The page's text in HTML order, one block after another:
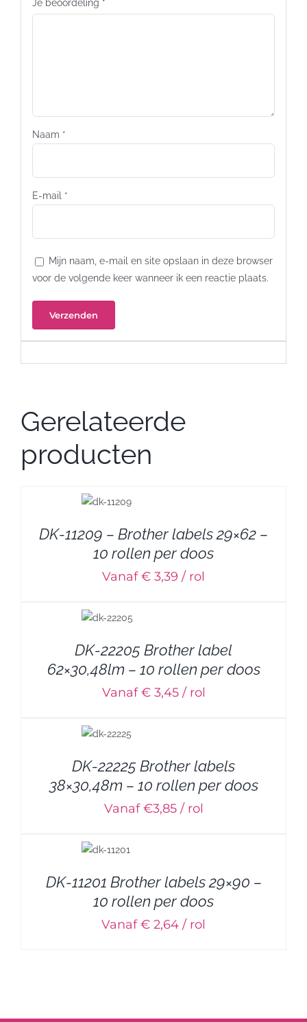
Je beoordeling *
Naam *
E-mail *
Mijn naam, e-mail en site opslaan in deze browser
voor de volgende keer wanneer ik een reactie plaats.
Gerelateerde
producten
DK-11209 – Brother labels 29×62 –
10 rollen per doos
Vanaf € 3,39 / rol
DK-22205 Brother label
62×30,48lm – 10 rollen per doos
Vanaf € 3,45 / rol
DK-22225 Brother labels
38×30,48m – 10 rollen per doos
Vanaf €3,85 / rol
DK-11201 Brother labels 29×90 –
10 rollen per doos
Vanaf € 2,64 / rol